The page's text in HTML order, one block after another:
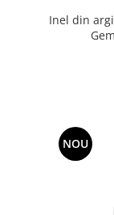
Inel din
NOU